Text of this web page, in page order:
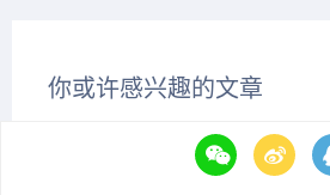
你或许感兴趣的文章